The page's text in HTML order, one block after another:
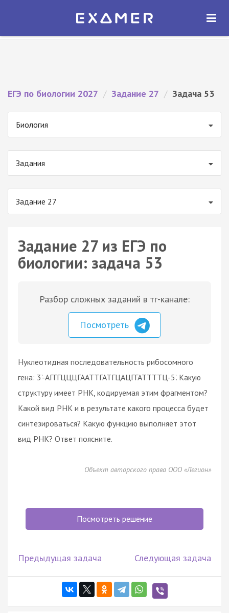
Экзамер — ЕГЭ 2027
ОТКРЫТЬ
ЕГЭ по биологии 2027 / Задание 27 / Задача 53
Биология
Задания
Задание 27
Задание 27 из ЕГЭ по
биологии: задача 53
Разбор сложных заданий в тг-канале:
Посмотреть
Нуклеотидная последовательность рибосомного
гена: 3’-АГГГЦЦЦГААТТГАТГЦАЦГГАТТТТЦ-5’. Какую
структуру имеет РНК, кодируемая этим фрагментом?
Какой вид РНК и в результате какого процесса будет
синтезироваться? Какую функцию выполняет этот
вид РНК? Ответ поясните.
Объект авторского права ООО «Легион»
Посмотреть решение
Предыдущая задача Следующая задача